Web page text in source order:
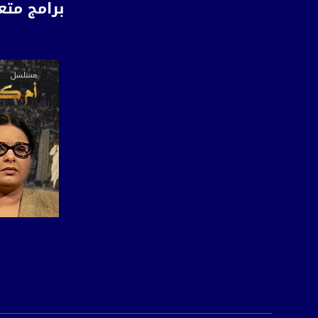
FEC - تصحيح الخطأ :
5/6
عربسات Arabsat Badr 4 at 26.0 east
DL: 11958 H
SR: 27500
FEC: 5/6
للتواصل:
الموقع الالكتروني:
برامج